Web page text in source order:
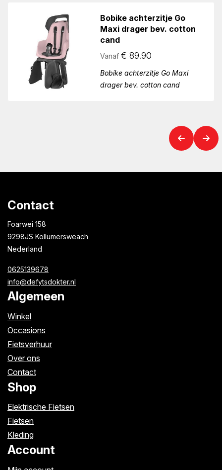
Bobike achterzitje Go
Maxi drager bev. cotton
cand
Vanaf € 89.90
Bobike achterzitje Go Maxi
drager bev. cotton cand
Contact
Foarwei 158
9298JS Kollumersweach
Nederland
0625139678
info@defytsdokter.nl
Algemeen
Winkel
Occasions
Fietsverhuur
Over ons
Contact
Shop
Elektrische Fietsen
Fietsen
Kleding
Account